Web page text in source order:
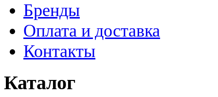
Бренды
Оплата и доставка
Контакты
Каталог